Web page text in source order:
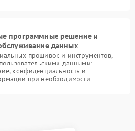
программные решение и
данных
прошивок и инструментов,
данными:
конфиденциальность и
при необходимости